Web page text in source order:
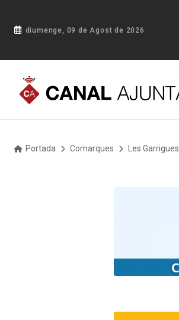
diumenge, 09 de Agost de 2026
Portada Comarques Les Garrigues